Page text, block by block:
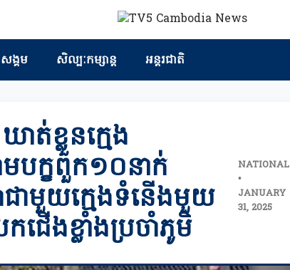
ង្គម សិល្បៈកម្សាន្ត អន្តរជាតិ
ខ្លួនក្មេង
បក្ខពួក១០នាក់
ាមួយក្មេងទំនើងមួយ
ើងខ្លាំងប្រចាំភូមិ
NATIONAL
•
JANUARY
31, 2025